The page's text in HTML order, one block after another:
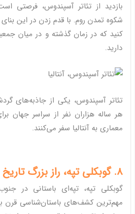
بازدید از تئاتر آسپندوس، فرصتی
شکوه تمدن روم. با قدم زدن در این
کنید که در زمان گذشته و در میان
دارید.
تئاتر آسپندوس، یکی از جاذبه‌های
هر ساله هزاران نفر از سراسر جهان
معماری به آنتالیا سفر می‌کنند.
8. گوبکلی تپه، راز بزرگ تاریخ بشریت
گوبکلی تپه، تپه‌ای باستانی در
مهم‌ترین کشف‌های باستان‌شناسی قرن